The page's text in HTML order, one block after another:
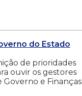
do Estado
de prioridades
ouvir os gestores
e Finanças